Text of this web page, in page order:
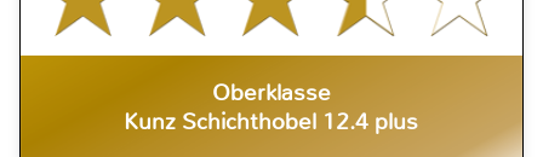
Oberklasse
Kunz Schichthobel 12.4 plus